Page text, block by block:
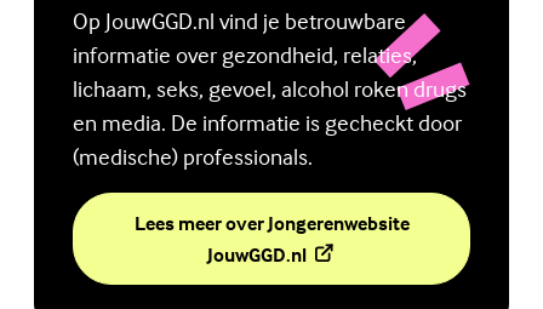
Op JouwGGD.nl vind je betrouwbare
informatie over gezondheid, relaties,
lichaam, seks, gevoel, alcohol roken drugs
en media. De informatie is gecheckt door
(medische) professionals.
Lees meer over Jongerenwebsite
JouwGGD.nl(Externe link)